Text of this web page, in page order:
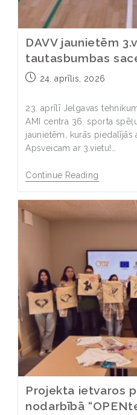
DAVV jaunietēm
tautasbumbas
24. aprīlis, 2026
23. aprīlī Jelgavas
AMI centra 36. sporta
jaunietēm, kurās piedalījās
Apsveicam ar 3.vietu!…
Continue Reading
Projekta ietvaros
nodarbībā